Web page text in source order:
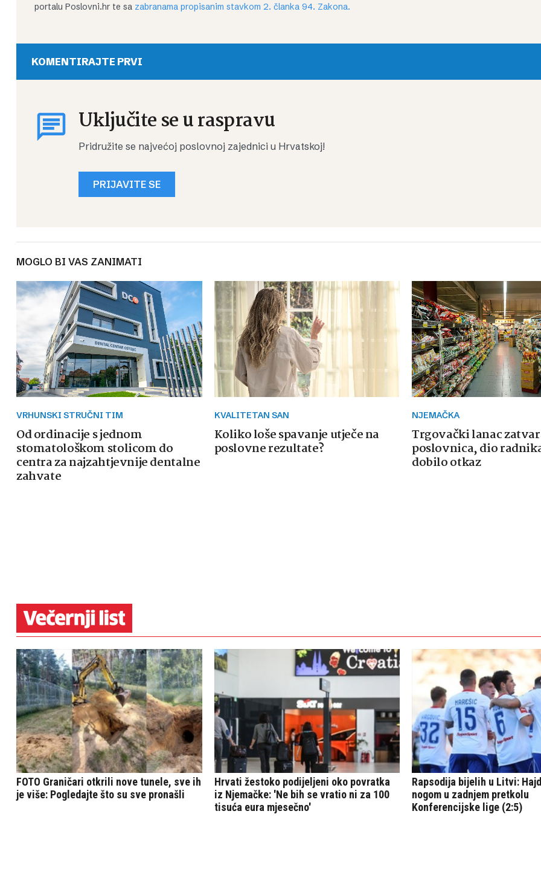
portalu Poslovni.hr te sa zabranama propisanim stavkom 2. članka 94. Zakona.
KOMENTIRAJTE PRVI
Uključite se u raspravu
Pridružite se najvećoj poslovnoj zajednici u Hrvatskoj!
PRIJAVITE SE
MOGLO BI VAS ZANIMATI
VRHUNSKI STRUČNI TIM
Od ordinacije s jednom
stomatološkom stolicom do
centra za najzahtjevnije dentalne
zahvate
KVALITETAN SAN
Koliko loše spavanje utječe na
poslovne rezultate?
NJEMAČKA
Trgovački lanac
poslovnica, dio
dobilo otkaz